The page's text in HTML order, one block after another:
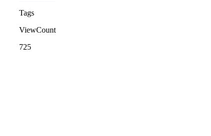
Tags
ViewCount
725